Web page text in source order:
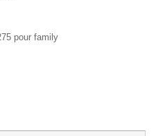
pour family